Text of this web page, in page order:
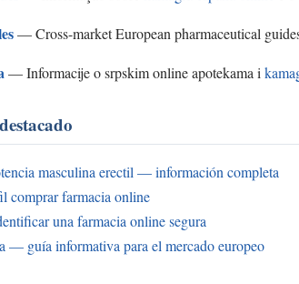
— Cross-market European pharmaceutical
— Informacije o srpskim online apotekama i
masculina erectil — información completa
comprar farmacia online
una farmacia online segura
— guía informativa para el mercado europeo